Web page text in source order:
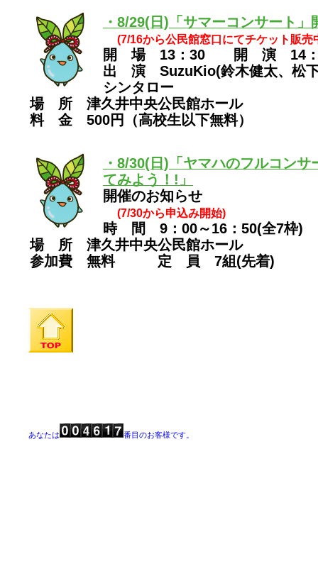
・8/29(日)「サマーコンサート」
(7/16から公民館窓口にてチケット販売
開 場 13：30 開 演 14：
出 演 SuzuKio(鈴木健太、松
シンタロー
場 所 津久井中央公民館ホール
料 金 500円（高校生以下無料）
・8/30(日)「ヤマハのフルコン
てみよう！!」
開催のお知らせ
(7/30から申込み開始)
時 間 9：00～16：50(全7枠)
場 所 津久井中央公民館ホール
参加費 無料 定 員 7組(先着)
あなたは 番目のお客様です。